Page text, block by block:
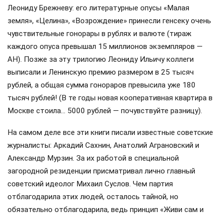
Леониду Брежневу: его литературные опусы «Малая
земля», «Целина», «Возрождение» принесли генсеку очень
чувствительные гонорары в рублях и валюте (тираж
каждого опуса превышал 15 миллионов экземпляров —
АН). Позже за эту трилогию Леониду Ильичу коллеги
выписали и Ленинскую премию размером в 25 тысяч
рублей, а общая сумма гонораров превысила уже 180
тысяч рублей! (В те годы новая кооперативная квартира в
Москве стоила… 5000 рублей — почувствуйте разницу).
На самом деле все эти книги писали известные советские
журналисты: Аркадий Сахнин, Анатолий Аграновский и
Александр Мурзин. За их работой в специальной
загородной резиденции присматривал лично главный
советский идеолог Михаил Суслов. Чем партия
отблагодарила этих людей, осталось тайной, но
обязательно отблагодарила, ведь принцип «Живи сам и